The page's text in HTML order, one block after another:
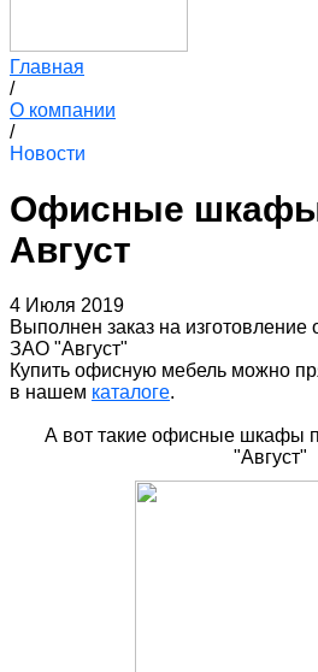
Главная
/
О компании
/
Новости
Офисные
Август
4 Июля 2019
Выполнен заказ на
ЗАО "Август"
Купить офисную мебель можно
в нашем каталоге.
А вот такие офисные шкафы
"Август"